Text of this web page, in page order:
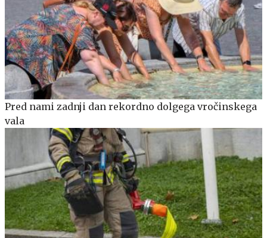
Pred nami zadnji dan rekordno dolgega vročinskega
vala